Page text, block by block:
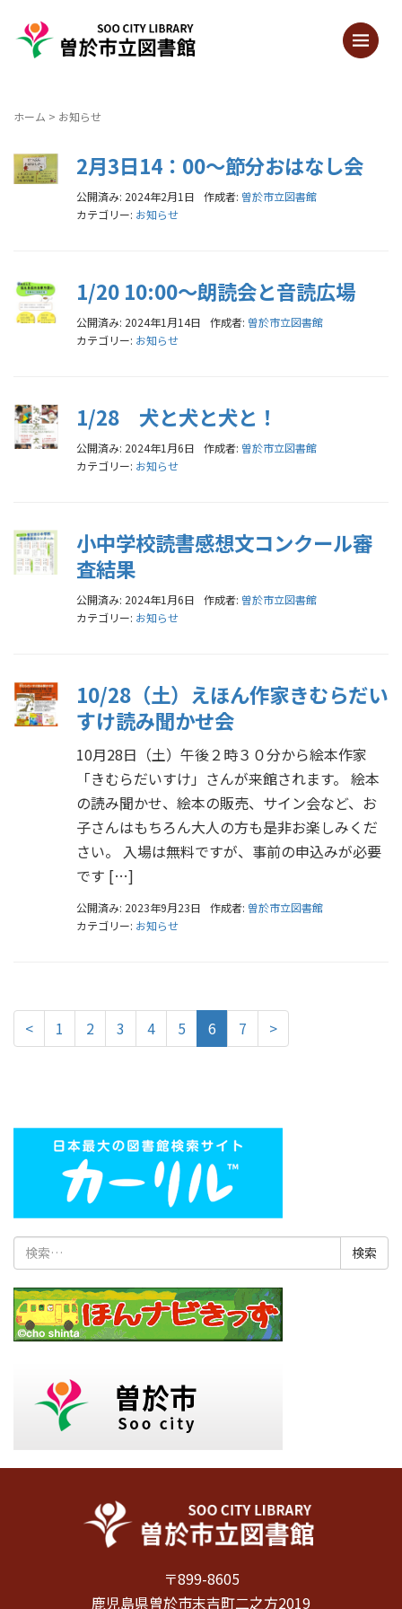
ホーム > お知らせ
2月3日14：00～節分おはなし会
公開済み: 2024年2月1日 作成者: 曽於市立図書館
カテゴリー: お知らせ
1/20 10:00～朗読会と音読広場
公開済み: 2024年1月14日 作成者: 曽於市立図書館
カテゴリー: お知らせ
1/28 犬と犬と犬と！
公開済み: 2024年1月6日 作成者: 曽於市立図書館
カテゴリー: お知らせ
小中学校読書感想文コンクール審
査結果
公開済み: 2024年1月6日 作成者: 曽於市立図書館
カテゴリー: お知らせ
10/28（土）えほん作家きむらだい
すけ読み聞かせ会
10月28日（土）午後２時３０分から絵本作家
「きむらだいすけ」さんが来館されます。 絵本
の読み聞かせ、絵本の販売、サイン会など、お
子さんはもちろん大人の方も是非お楽しみくだ
さい。 入場は無料ですが、事前の申込みが必要
です […]
公開済み: 2023年9月23日 作成者: 曽於市立図書館
カテゴリー: お知らせ
< 1 2 3 4 5 6 7 >
索:
〒899-8605
鹿児島県曽於市末吉町二之方2019